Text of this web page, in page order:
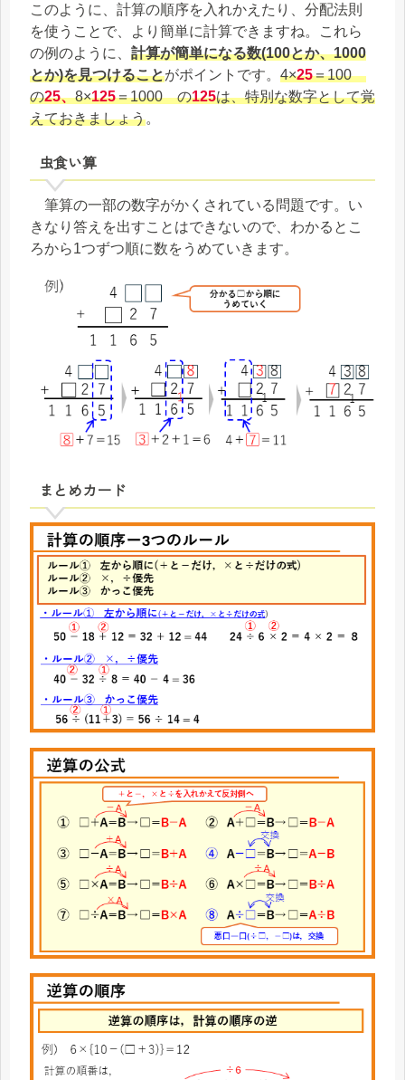
このように、計算の順序を入れかえたり、分配法則
を使うことで、より簡単に計算できますね。これら
の例のように、 計算が簡単になる数(100とか、1000
とか)を見つけることがポイントです。 4×25＝100
の25、8×125＝1000 の125は、特別な数字として覚
えておきましょう。
虫食い算
筆算の一部の数字がかくされている問題です。い
きなり答えを出すことはできないので、わかるとこ
ろから1つずつ順に数をうめていきます。
まとめカード